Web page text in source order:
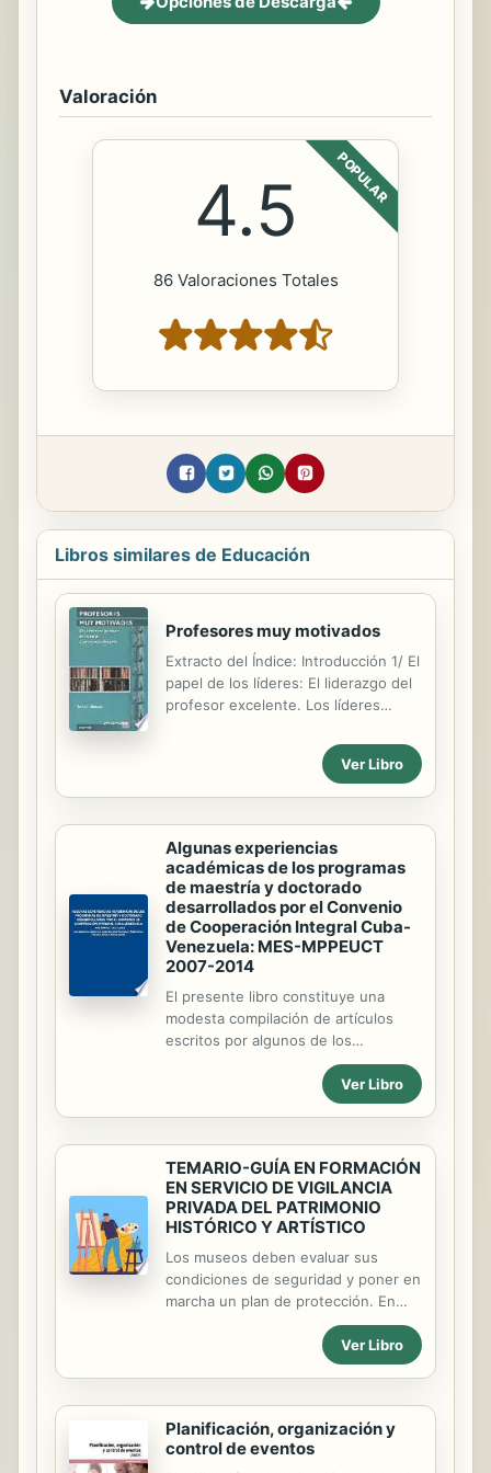
Valoración
POPULAR
4.5
86 Valoraciones Totales
Libros similares de Educación
Profesores muy motivados
Extracto del Índice: Introducción 1/ El
papel de los líderes: El liderazgo del
profesor excelente. Los líderes
compartida del centro. 2/
Comunicación: contenido y forma. 3/
¿Liderazgo o gestión? 4/ Hacer que
influye el líder en el clima del centro?
5/ Supervisión, evaluación y
desarrollo profesional. 6/ Reuniones
productivas e interesantes. 7/
Procurar el bienestar del
profesorado: Profesores veteranos y
profesores noveles. 8/ Cómo afecta
el ambiente escolar en la práctica
docente. 9/ Papel de los tutores y de
los...
Ver Libro
Algunas experiencias
académicas de los programas
de maestría y doctorado
desarrollados por el Convenio
de Cooperación Integral Cuba-
Venezuela: MES-MPPEUCT
2007-2014
El presente libro constituye una
modesta compilación de artículos
escritos por algunos de los
coordinadores de programas de
maestría y doctorado que se han
desarrollado en la hermana República
2007 hasta el año 2014. Son artículos
que, de una forma breve y
profundamente vivencial, describen
la formación académica de muchos
profesionales venezolanos fruto de
la cooperación cubana a lo largo de
la geografía venezolana
Ver Libro
TEMARIO-GUÍA EN FORMACIÓN
EN SERVICIO DE VIGILANCIA
PRIVADA DEL PATRIMONIO
HISTÓRICO Y ARTÍSTICO
Los museos deben evaluar sus
condiciones de seguridad y poner en
marcha un plan de protección. En
particular, se aconseja:- mantener
los servicios de seguridad las 24
horas del día, 7 días a la semana
disponible que pueda desplazarse
fácilmente, con una lista de
reemplazos),- mantener en pleno
Ver Libro
Planificación, organización y
control de eventos